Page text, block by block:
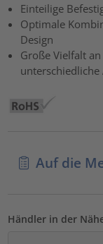
Einteilige
Optimale
Design
Große Vielfalt
unterschiedliche
Auf die
Händler in der